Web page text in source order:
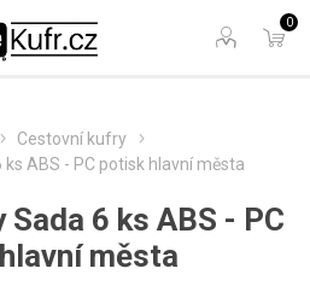
0
Cestovní kufry
ABS - PC potisk hlavní města
6 ks ABS - PC
města